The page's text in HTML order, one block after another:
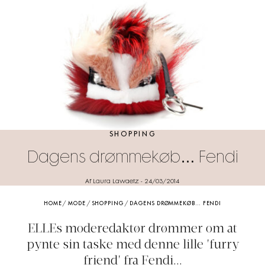
SHOPPING
Dagens drømmekøb… Fendi
Af Laura Lawaetz - 24/03/2014
HOME /MODE / SHOPPING / DAGENS DRØMMEKØB… FENDI
ELLEs moderedaktør drømmer om at
pynte sin taske med denne lille 'furry
friend' fra Fendi...